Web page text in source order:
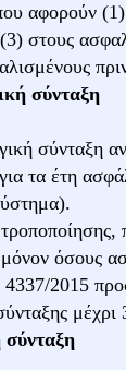
αφορούν
στους
σύνταξη
σύνταξη
τα έτη
όσους
2015